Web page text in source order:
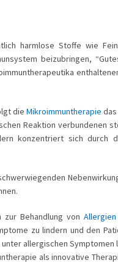
harmlose Stoffe wie
beizubringen,
die Mikroimmuntherapie
Reaktion verbundenen
konzentriert sich durch
Behandlung von Allergien
zu lindern und den
allergischen Symptomen
als innovative